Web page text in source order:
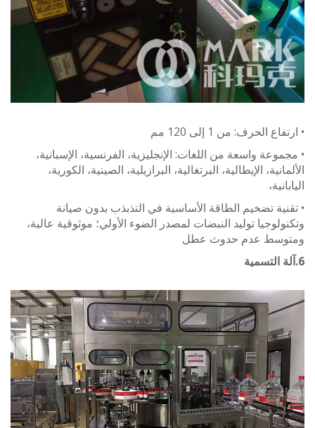
الحرف: من 1 إلى 120 مم
واسعة من اللغات: الإنجليزية، الفرنسية، الإسبانية،
الإيطالية، البرتغالية، البرازيلية، الصينية، الكورية،
تضخيم الطاقة الأساسية في التذبذب بدون صيانة
توليد النبضات لمصدر الضوء الأولي؛ موثوقية عالية،
عدم حدوث عطل